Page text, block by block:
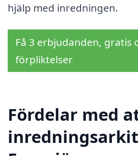
hjälp med inredningen.
Få 3 erbjudanden, gratis
förpliktelser
Fördelar med